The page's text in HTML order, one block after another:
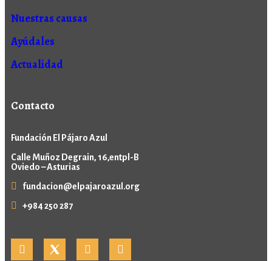
Nuestras causas
Ayúdales
Actualidad
Contacto
Fundación El Pájaro Azul
Calle Muñoz Degrain, 16,entpl-B
Oviedo – Asturias
fundacion@elpajaroazul.org
+984 250 287